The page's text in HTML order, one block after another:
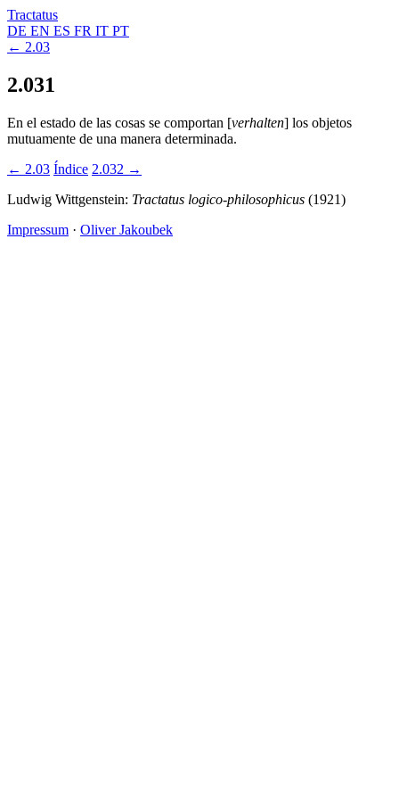
Tractatus
DE EN ES FR IT PT
← 2.03
2.031
En el estado de las cosas se comportan [verhalten] los objetos
mutuamente de una manera determinada.
← 2.03 Índice 2.032 →
Ludwig Wittgenstein: Tractatus logico-philosophicus (1921)
Impressum · Oliver Jakoubek